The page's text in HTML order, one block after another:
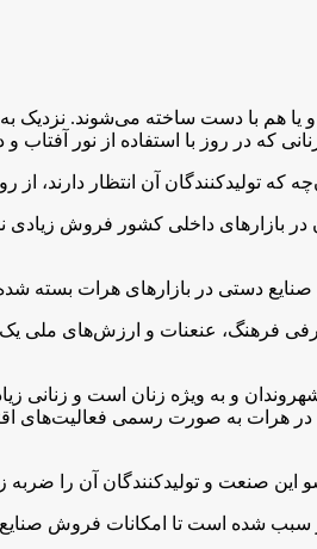
که در روز با استفاده از نور
که تولیدکنندگان آن انتظار
در بازارهای داخلی کشور فروش
دستی در بازارهای هرات بسته
فرهنگ، عنعنات و ارزش‌های ملی
و به ویژه زنان است و زنانی
این صنعت و تولیدکنندگان آن را
سبب شده است تا امکانات فروش